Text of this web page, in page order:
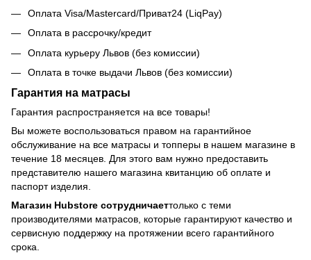
Оплата Visa/Mastercard/Приват24 (LiqPay)
Оплата в рассрочку/кредит
Оплата курьеру Львов (без комиссии)
Оплата в точке выдачи Львов (без комиссии)
Гарантия на матрасы
Гарантия распространяется на все товары!
Вы можете воспользоваться правом на гарантийное
обслуживание на все матрасы и топперы в нашем магазине в
течение 18 месяцев. Для этого вам нужно предоставить
представителю нашего магазина квитанцию об оплате и
паспорт изделия.
Магазин Hubstore сотрудничаеттолько с теми
производителями матрасов, которые гарантируют качество и
сервисную поддержку на протяжении всего гарантийного
срока.